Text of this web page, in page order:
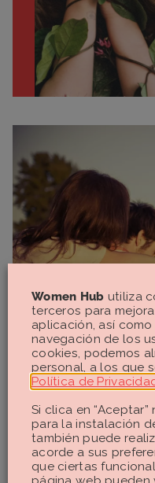
¿Es posible
cortisol?
Cuando existe
salud importante, lo
que pueda hacer un
origen del problema y, si
Women Hub utiliza
terceros para
aplicación, así
navegación de los
cookies, podemos
personal, a los que
Política de
Si clica en
para la instalación
también puede
acorde a sus
que ciertas